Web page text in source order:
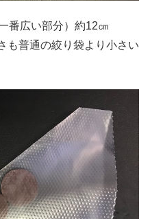
広い部分）約12㎝
も普通の絞り袋より小さい